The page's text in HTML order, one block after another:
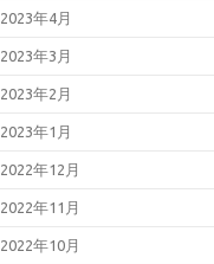
2023年4月
2023年3月
2023年2月
2023年1月
2022年12月
2022年11月
2022年10月